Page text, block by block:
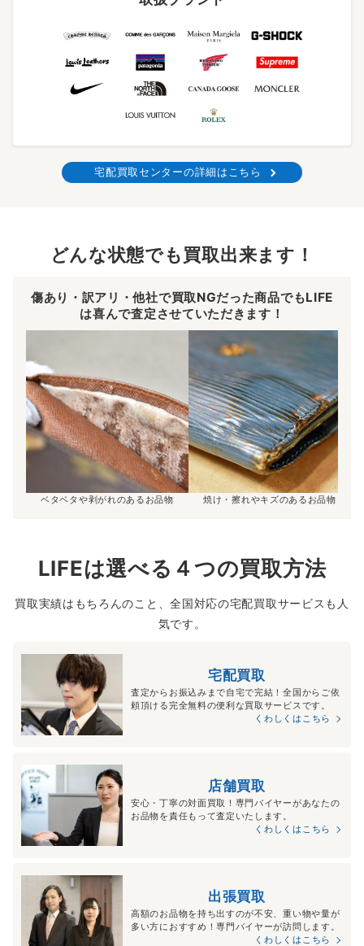
宅配買取センターの詳細はこちら
どんな状態でも買取出来ます！
傷あり・訳アリ・他社で買取NGだった商品でもLIFE
は喜んで査定させていただきます！
ベタベタや剥がれのあるお品物 焼け・擦れやキズのあるお品物
LIFEは選べる４つの買取方法
買取実績はもちろんのこと、全国対応の宅配買取サービスも人
気です。
宅配買取
査定からお振込みまで自宅で完結！全国からご依
頼頂ける完全無料の便利な買取サービスです。
くわしくはこちら
店舗買取
安心・丁寧の対面買取！専門バイヤーがあなたの
お品物を責任もって査定いたします。
くわしくはこちら
出張買取
高額のお品物を持ち出すのが不安、重い物や量が
多い方におすすめ！専門バイヤーが訪問します。
くわしくはこちら